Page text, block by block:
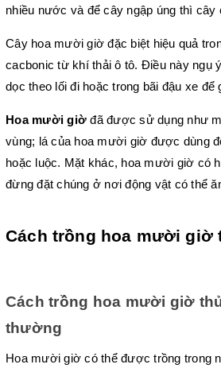
nhiều nước và để cây ngập úng thì cây
Cây hoa mười giờ đặc biệt hiệu quả
cacbonic từ khí thải ô tô. Điều này ngụ
dọc theo lối đi hoặc trong bãi đậu xe để
Hoa mười giờ đã được sử dụng như
vùng; lá của hoa mười giờ được dùng
hoặc luộc. Mặt khác, hoa mười giờ có
đừng đặt chúng ở nơi động vật có thể
Cách trồng hoa mười giờ
Cách trồng hoa mười giờ
thường
Hoa mười giờ có thể được trồng trong